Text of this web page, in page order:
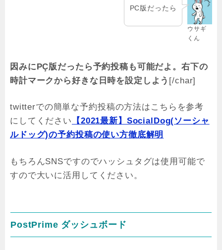
ウサギ
くん
PC版だったら
因みにPÇ版だったら予約投稿も可能だよ。右下の
時計マークから好きな日時を設定しよう [/char]
twitterでの簡単な予約投稿の方法はこちらを参考
にしてください
【2021最新】SocialDog(ソーシャ
ルドッグ)の予約投稿の使い方徹底解明
もちろんSNSですのでハッシュタグは使用可能で
すので大いに活用してください。
PostPrime ダッシュボード